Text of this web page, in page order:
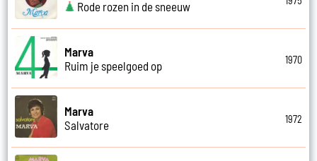
Rode rozen in de sneeuw
Marva
Ruim je speelgoed op
1970
Marva
Salvatore
1972